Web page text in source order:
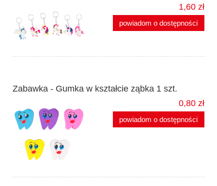
1,60 zł
powiadom o dostępności
Zabawka - Gumka w kształcie ząbka 1 szt.
0,80 zł
powiadom o dostępności